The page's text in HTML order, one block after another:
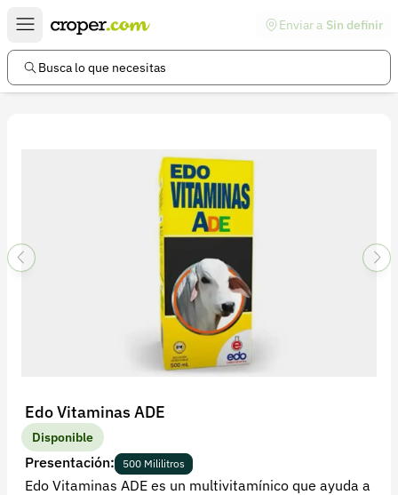
Enviar a Sin definir
Busca lo que necesitas
Edo Vitaminas ADE
Disponible
Presentación: 500 Mililitros
Edo Vitaminas ADE es un multivitamínico que ayuda a
Enlaces de interés
Preguntas frecuentes
Política de privacidad
Recuperar contraseña
Contacto
Soporte